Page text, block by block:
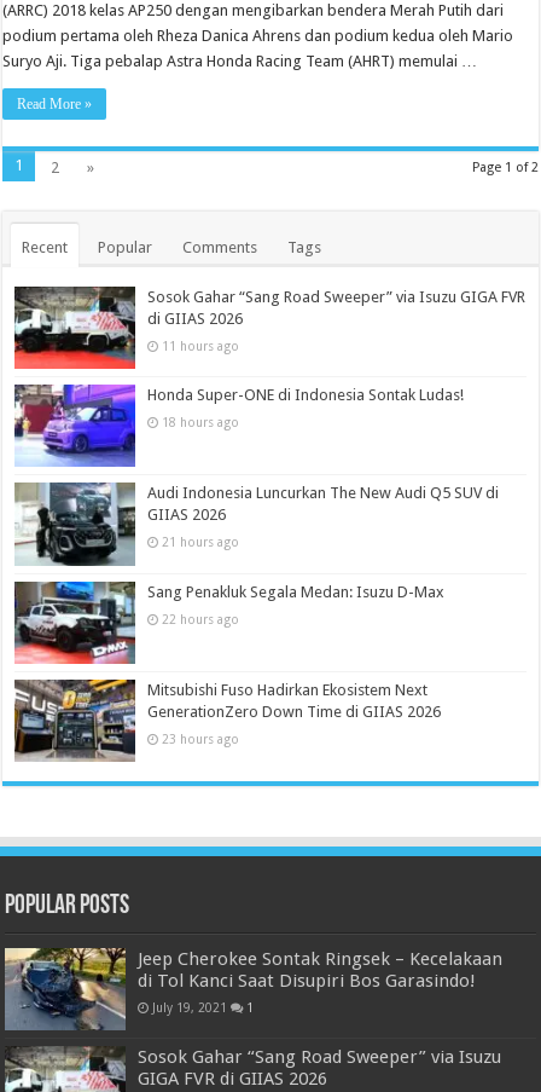
(ARRC) 2018 kelas AP250 dengan mengibarkan bendera Merah Putih dari
podium pertama oleh Rheza Danica Ahrens dan podium kedua oleh Mario
Suryo Aji. Tiga pebalap Astra Honda Racing Team (AHRT) memulai …
Read More »
Page 1 of 2
1 2 »
Recent Popular Comments Tags
Sosok Gahar “Sang Road Sweeper” via Isuzu GIGA FVR
di GIIAS 2026
11 hours ago
Honda Super-ONE di Indonesia Sontak Ludas!
18 hours ago
Audi Indonesia Luncurkan The New Audi Q5 SUV di
GIIAS 2026
21 hours ago
Sang Penakluk Segala Medan: Isuzu D-Max
22 hours ago
Mitsubishi Fuso Hadirkan Ekosistem Next
GenerationZero Down Time di GIIAS 2026
23 hours ago
Popular Posts
Jeep Cherokee Sontak Ringsek – Kecelakaan
di Tol Kanci Saat Disupiri Bos Garasindo!
July 19, 2021 1
Sosok Gahar “Sang Road Sweeper” via Isuzu
GIGA FVR di GIIAS 2026